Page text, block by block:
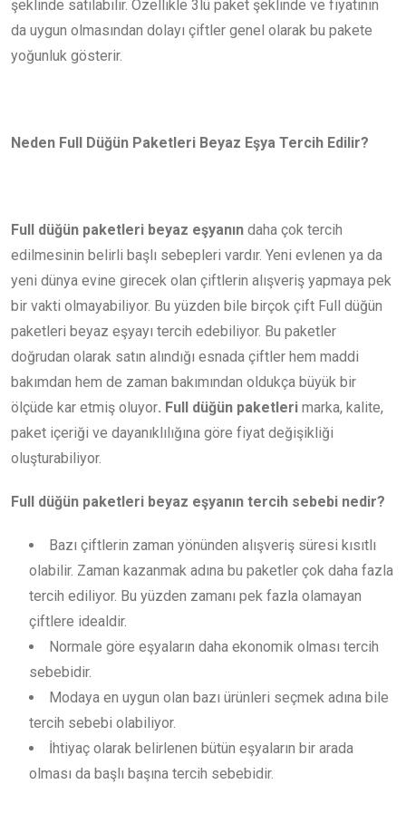
şeklinde satılabilir. Özellikle 3lü paket şeklinde ve fiyatının
da uygun olmasından dolayı çiftler genel olarak bu pakete
yoğunluk gösterir.
Neden Full Düğün Paketleri Beyaz Eşya Tercih Edilir?
Full düğün paketleri beyaz eşyanın daha çok tercih
edilmesinin belirli başlı sebepleri vardır. Yeni evlenen ya da
yeni dünya evine girecek olan çiftlerin alışveriş yapmaya pek
bir vakti olmayabiliyor. Bu yüzden bile birçok çift Full düğün
paketleri beyaz eşyayı tercih edebiliyor. Bu paketler
doğrudan olarak satın alındığı esnada çiftler hem maddi
bakımdan hem de zaman bakımından oldukça büyük bir
ölçüde kar etmiş oluyor. Full düğün paketleri marka, kalite,
paket içeriği ve dayanıklılığına göre fiyat değişikliği
oluşturabiliyor.
Full düğün paketleri beyaz eşyanın tercih sebebi nedir?
Bazı çiftlerin zaman yönünden alışveriş süresi kısıtlı
olabilir. Zaman kazanmak adına bu paketler çok daha fazla
tercih ediliyor. Bu yüzden zamanı pek fazla olamayan
çiftlere idealdir.
Normale göre eşyaların daha ekonomik olması tercih
sebebidir.
Modaya en uygun olan bazı ürünleri seçmek adına bile
tercih sebebi olabiliyor.
İhtiyaç olarak belirlenen bütün eşyaların bir arada
olması da başlı başına tercih sebebidir.